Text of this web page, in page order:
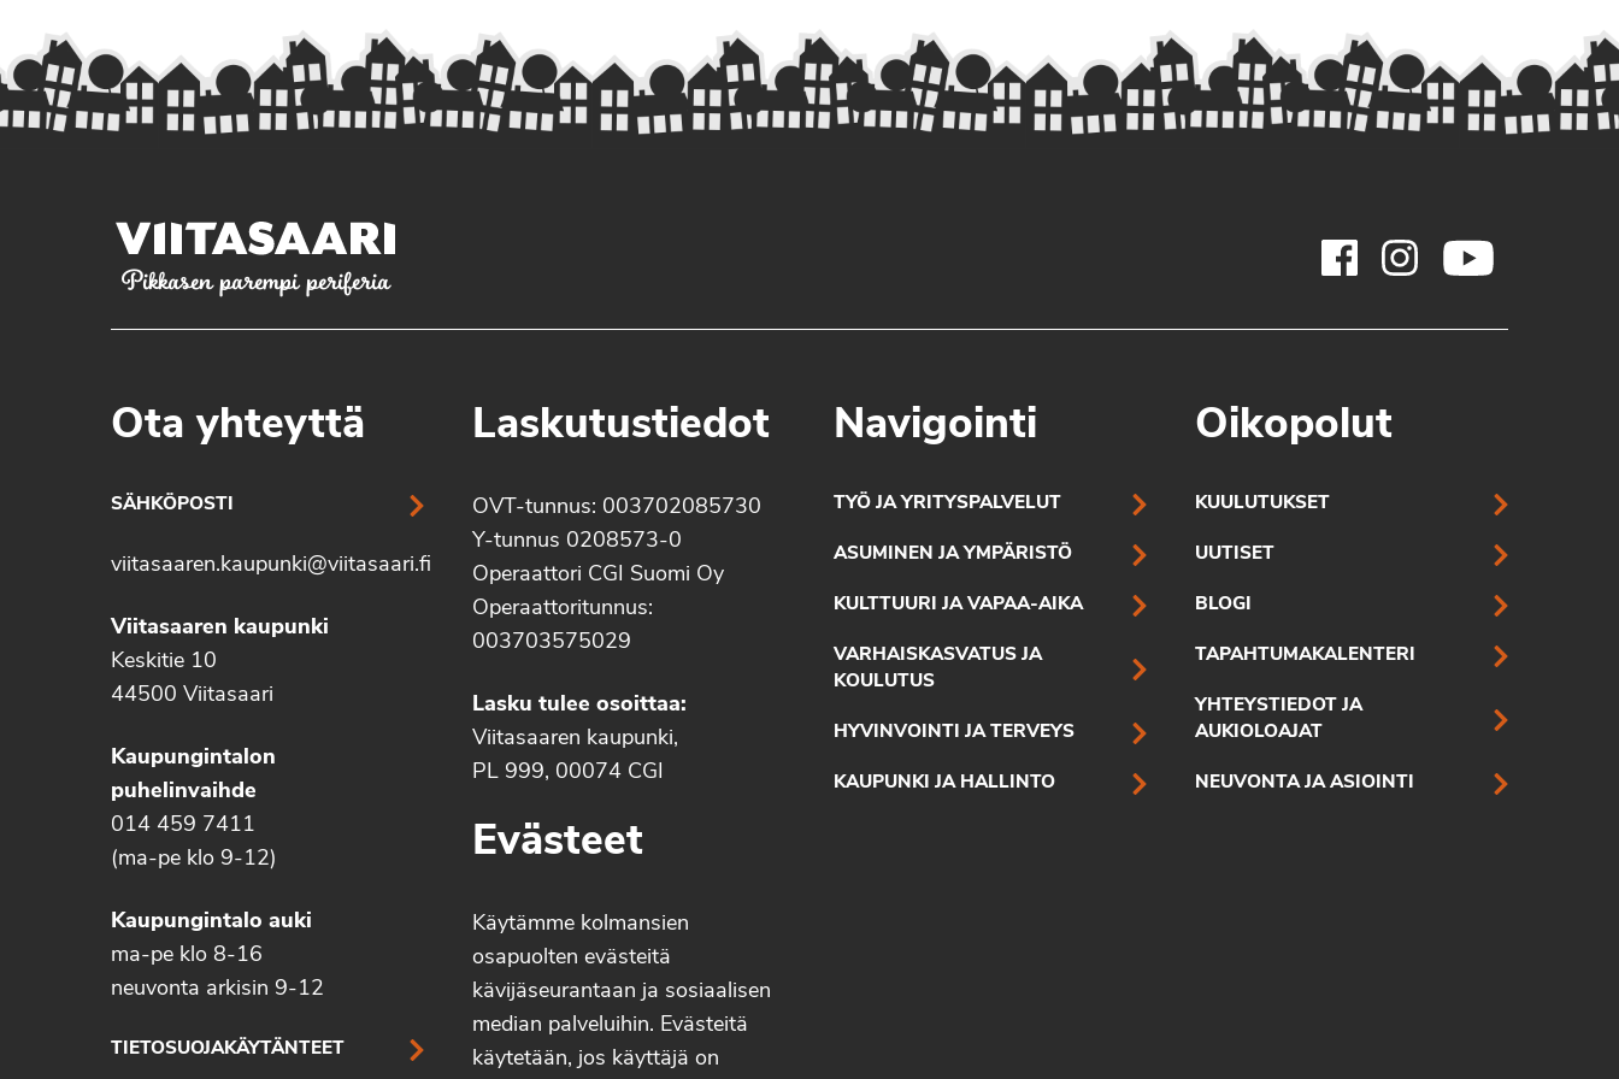
Pikkasen parempi periferia
Ota yhteyttä
SÄHKÖPOSTI
viitasaaren.kaupunki@viitasaari.fi
Viitasaaren kaupunki
Keskitie 10
44500 Viitasaari
Kaupungintalon
puhelinvaihde
014 459 7411
(ma-pe klo 9-12)
Kaupungintalo auki
ma-pe klo 8-16
neuvonta arkisin 9-12
TIETOSUOJAKÄYTÄNTEET
Laskutustiedot
OVT-tunnus: 003702085730
Y-tunnus 0208573-0
Operaattori CGI Suomi Oy
Operaattoritunnus:
003703575029
Lasku tulee osoittaa:
Viitasaaren kaupunki,
PL 999, 00074 CGI
Evästeet
Käytämme kolmansien
osapuolten evästeitä
kävijäseurantaan ja sosiaalisen
median palveluihin. Evästeitä
käytetään, jos käyttäjä on
Navigointi
TYÖ JA YRITYSPALVELUT
ASUMINEN JA YMPÄRISTÖ
KULTTUURI JA VAPAA-AIKA
VARHAISKASVATUS JA
KOULUTUS
HYVINVOINTI JA TERVEYS
KAUPUNKI JA HALLINTO
Oikopolut
KUULUTUKSET
UUTISET
BLOGI
TAPAHTUMAKALENTERI
YHTEYSTIEDOT JA
AUKIOLOAJAT
NEUVONTA JA ASIOINTI